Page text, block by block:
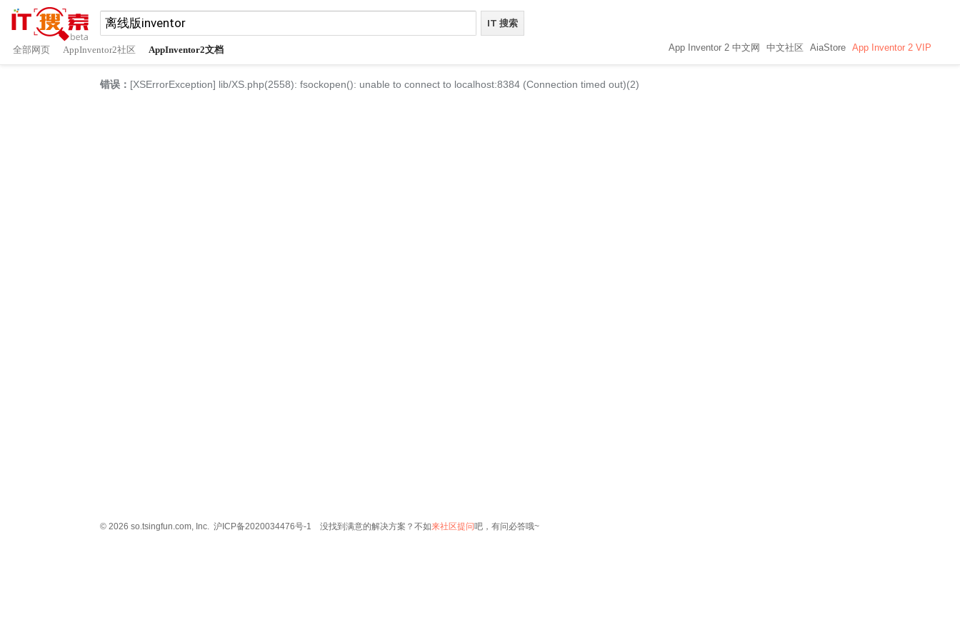
App Inventor 2 中文网 中文社区 AiaStore App Inventor 2 VIP
全部网页 AppInventor2社区 AppInventor2文档
错误： [XSErrorException] lib/XS.php(2558): fsockopen(): unable to connect to localhost:8384 (Connection timed out)(2)
© 2026 so.tsingfun.com, Inc. 沪ICP备2020034476号-1 没找到满意的解决方案？不如来社区提问吧，有问必答哦~